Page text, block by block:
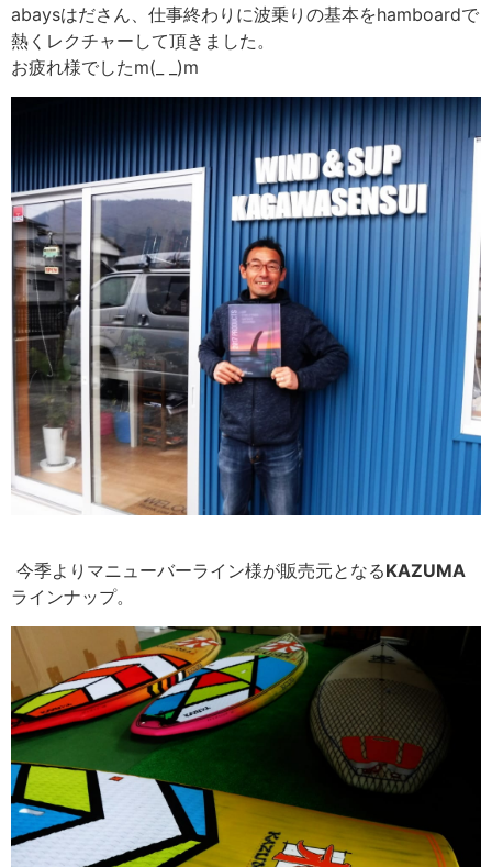
abaysはださん、仕事終わりに波乗りの基本をhamboardで
熱くレクチャーして頂きました。
お疲れ様でしたm(_ _)m
今季よりマニューバーライン様が販売元となるKAZUMA
ラインナップ。